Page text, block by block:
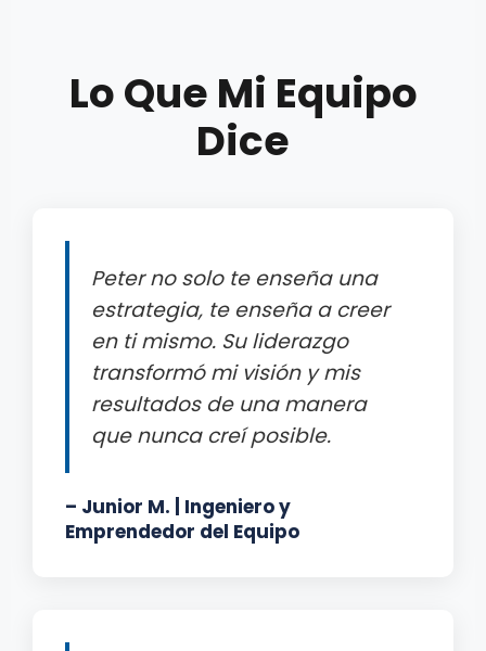
Lo Que Mi Equipo
Dice
Peter no solo te enseña una
estrategia, te enseña a creer
en ti mismo. Su liderazgo
transformó mi visión y mis
resultados de una manera
que nunca creí posible.
– Junior M. | Ingeniero y
Emprendedor del Equipo